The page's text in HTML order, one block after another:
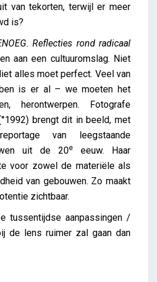
van tekorten, terwijl er meer
is?
Reflecties rond radicaal
aan een cultuuromslag. Niet
alles moet perfect. Veel van
is er al – we moeten het
herontwerpen. Fotografe
brengt dit in beeld, met
van leegstaande
uit de 20e
eeuw. Haar
voor zowel de materiële als
van gebouwen. Zo maakt
zichtbaar.
tussentijdse aanpassingen /
de lens ruimer zal gaan dan